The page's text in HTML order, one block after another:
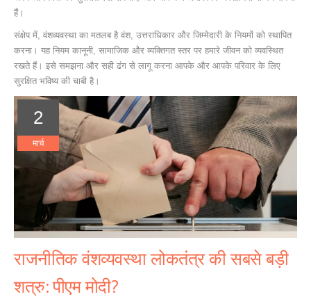
हैं।
संक्षेप में, वंशव्यवस्था का मतलब है वंश, उत्तराधिकार और जिम्मेदारी के नियमों को स्थापित
करना। यह नियम कानूनी, सामाजिक और व्यक्तिगत स्तर पर हमारे जीवन को व्यवस्थित
रखते हैं। इसे समझना और सही ढंग से लागू करना आपके और आपके परिवार के लिए
सुरक्षित भविष्य की चाबी है।
2
मार्च
राजनीतिक वंशव्यवस्था लोकतंत्र की सबसे बड़ी
शत्रु: पीएम मोदी?